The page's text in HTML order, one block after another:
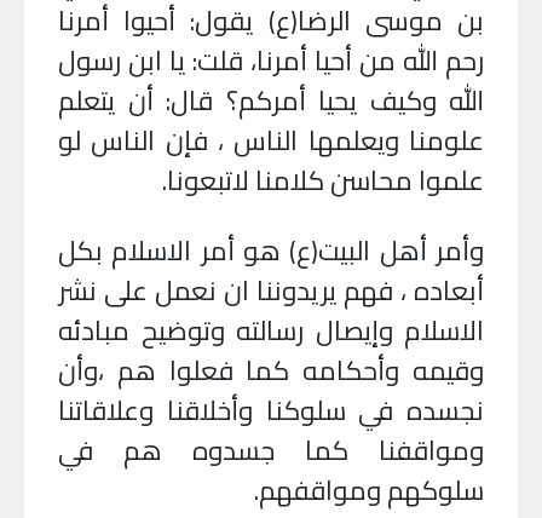
بن موسى الرضا(ع) يقول: أحيوا أمرنا
رحم الله من أحيا أمرنا، قلت: يا ابن رسول
الله وكيف يحيا أمركم؟ قال: أن يتعلم
علومنا ويعلمها الناس ، فإن الناس لو
علموا محاسن كلامنا لاتبعونا.
وأمر أهل البيت(ع) هو أمر الاسلام بكل
أبعاده ، فهم يريدوننا ان نعمل على نشر
الاسلام وإيصال رسالته وتوضيح مبادئه
وقيمه وأحكامه كما فعلوا هم ،وأن
نجسده في سلوكنا وأخلاقنا وعلاقاتنا
ومواقفنا كما جسدوه هم في
سلوكهم ومواقفهم.